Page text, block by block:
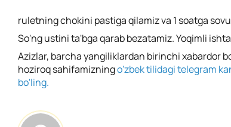
ruletning chokini pastiga qilamiz va 1 soatga
So'ng ustini ta'bga qarab bezatamiz. Yoqimli
Azizlar, barcha yangiliklardan birinchi xabardor
hoziroq sahifamizningo'zbek tilidagi telegram
bo'ling.